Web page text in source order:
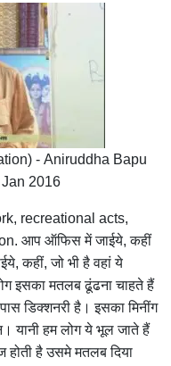
- Aniruddha Bapu
2016
recreational acts,
आप ऑफिस में जाईये, कहीं
कहीं, जो भी है वहां ये
इसका मतलब ढूंढना चाहते हैं
डिक्शनरी है। इसका मिनींग
यानी हम लोग ये भूल जाते हैं
है उसमे मतलब दिया